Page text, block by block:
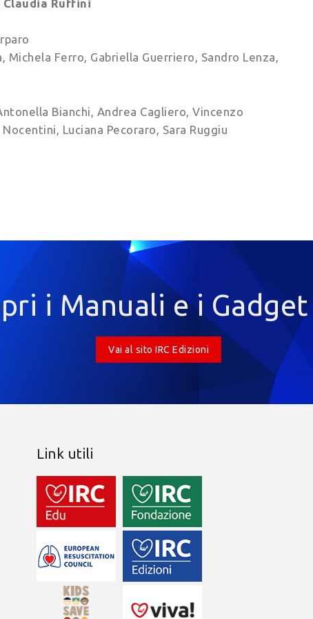
Claudia Ruffini
Michela Ferro, Gabriella Guerriero, Sandro Lenza,
Bianchi, Andrea Cagliero, Vincenzo
Luciana Pecoraro, Sara Ruggiu
i Manuali e i Gadget
Vai al sito IRC Edizioni
Link utili